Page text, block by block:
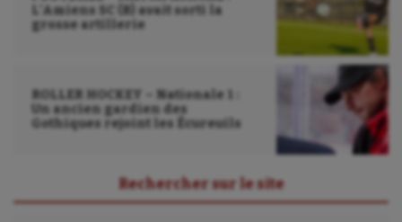
Randonnée / Marche
Sauvetage sportif
Sport handicap
L’Amiens SC (B) avait sorti la
grosse artillerie
ROLLER HOCKEY – Nationale 1 :
Un ancien gardien des
Gothiques rejoint les Écureuils
Rechercher sur le site